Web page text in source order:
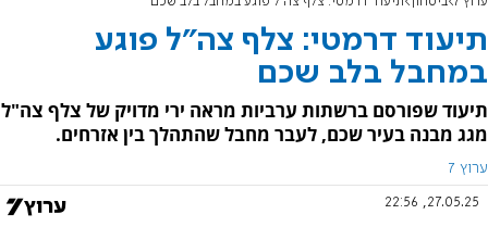
תיעוד דרמטי: צלף צה"ל פוגע
במחבל בלב שכם
תיעוד שפורסם ברשתות ערביות מראה ירי מדויק של צלף צה"ל
מגג מבנה בעיר שכם, לעבר מחבל שהתהלך בין אזרחים.
ערוץ 7
27.05.25, 22:56